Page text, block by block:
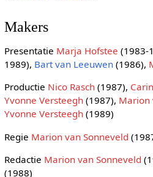
Makers
Presentatie Marja Hofstee (1983-
1989), Bart van Leeuwen(1986),
Productie Nico Rasch(1987),
Yvonne Versteegh(1987), Marion
Yvonne Versteegh(1989)
Regie Marion van Sonneveld
Redactie Marion van Sonneveld
(1988)